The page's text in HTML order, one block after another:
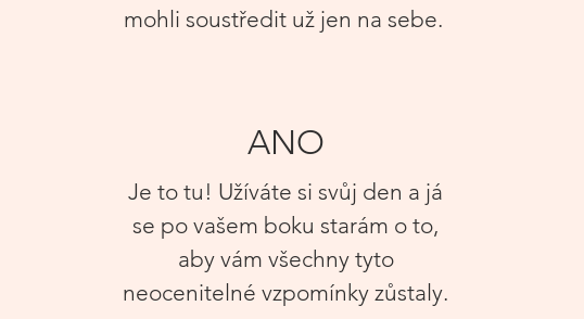
mohli soustředit už jen na sebe.
ANO
Je to tu! Užíváte si svůj den a já
se po vašem boku starám o to,
aby vám všechny tyto
neocenitelné vzpomínky zůstaly.